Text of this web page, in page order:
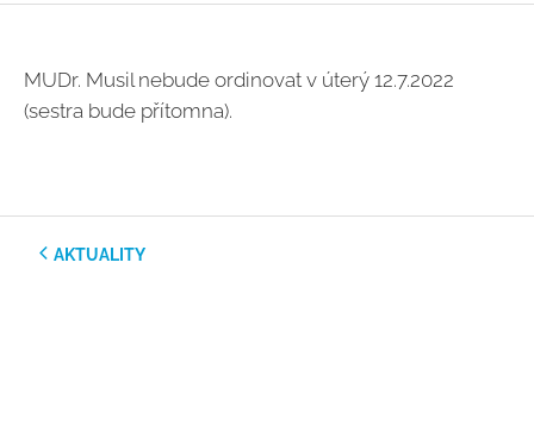
MUDr. Musil nebude ordinovat v úterý 12.7.2022
(sestra bude přítomna).
AKTUALITY